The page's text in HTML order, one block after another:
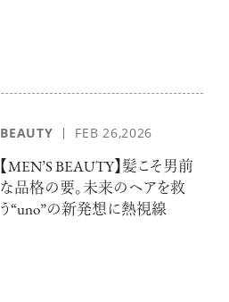
BEAUTY FEB 26,2026
【MEN’S BEAUTY】髪こそ男前
な品格の要。未来のヘアを救
う“uno”の新発想に熱視線